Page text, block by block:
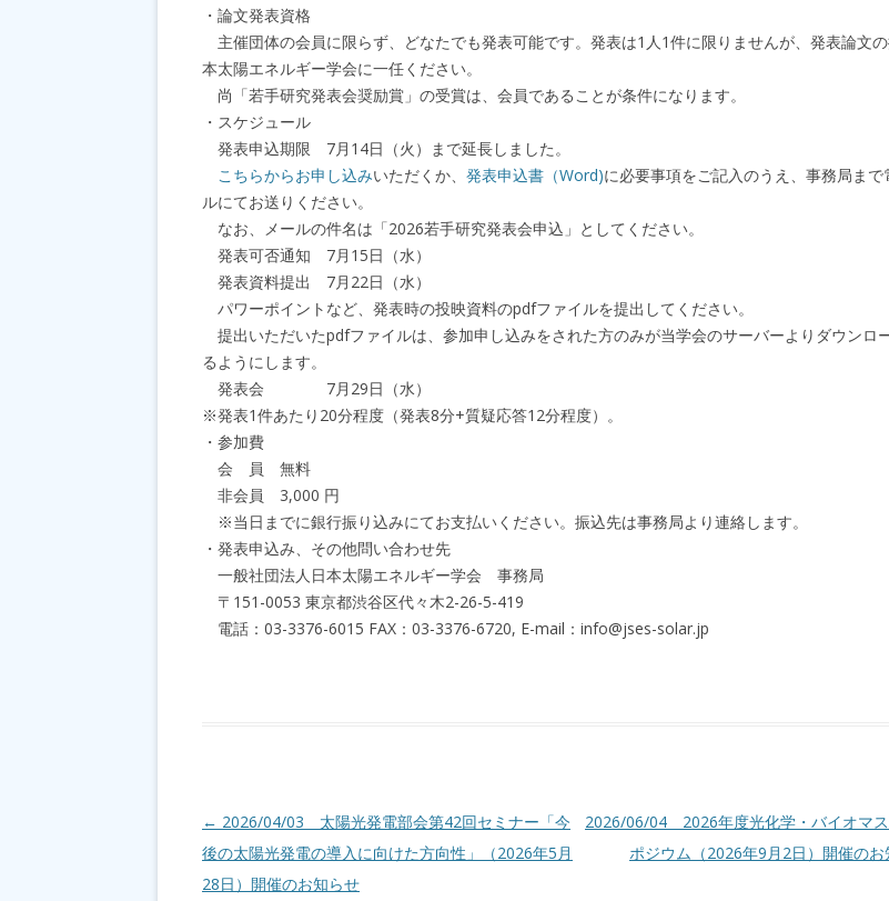
・論文発表資格
主催団体の会員に限らず、どなたでも発表可能です。発表は1人1件に限りませんが、発表論文
本太陽エネルギー学会に一任ください。
尚「若手研究発表会奨励賞」の受賞は、会員であることが条件になります。
・スケジュール
発表申込期限 7月14日（火）まで延長しました。
こちらからお申し込みいただくか、 発表申込書（Word)に必要事項をご記入のうえ、事務局まで
ルにてお送りください。
なお、メールの件名は「2026若手研究発表会申込」としてください。
発表可否通知 7月15日（水）
発表資料提出 7月22日（水）
パワーポイントなど、発表時の投映資料のpdfファイルを提出してください。
提出いただいたpdfファイルは、参加申し込みをされた方のみが当学会のサーバーよりダウンロ
るようにします。
発表会 7月29日（水）
※発表1件あたり20分程度（発表8分+質疑応答12分程度）。
・参加費
会 員 無料
非会員 3,000 円
※当日までに銀行振り込みにてお支払いください。振込先は事務局より連絡します。
・発表申込み、その他問い合わせ先
一般社団法人日本太陽エネルギー学会 事務局
〒151-0053 東京都渋谷区代々木2-26-5-419
電話：03-3376-6015 FAX：03-3376-6720, E-mail：info@jses-solar.jp
投稿ナビゲーション
← 2026/04/03 太陽光発電部会第42回セミナー「今
後の太陽光発電の導入に向けた方向性」（2026年5月
28日）開催のお知らせ
2026/06/04 2026年度光化学・バイオマ
ポジウム（2026年9月2日）開催のお